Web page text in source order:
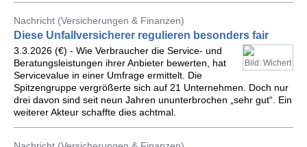
Nachricht (Versicherungen & Finanzen)
Diese Unfallversicherer regulieren besonders fair
Bild: Wichert
3.3.2026 (€) - Wie Verbraucher die Service- und
Beratungsleistungen ihrer Anbieter bewerten, hat
Servicevalue in einer Umfrage ermittelt. Die
Spitzengruppe vergrößerte sich auf 21 Unternehmen. Doch nur
drei davon sind seit neun Jahren ununterbrochen „sehr gut“. Ein
weiterer Akteur schaffte dies achtmal.